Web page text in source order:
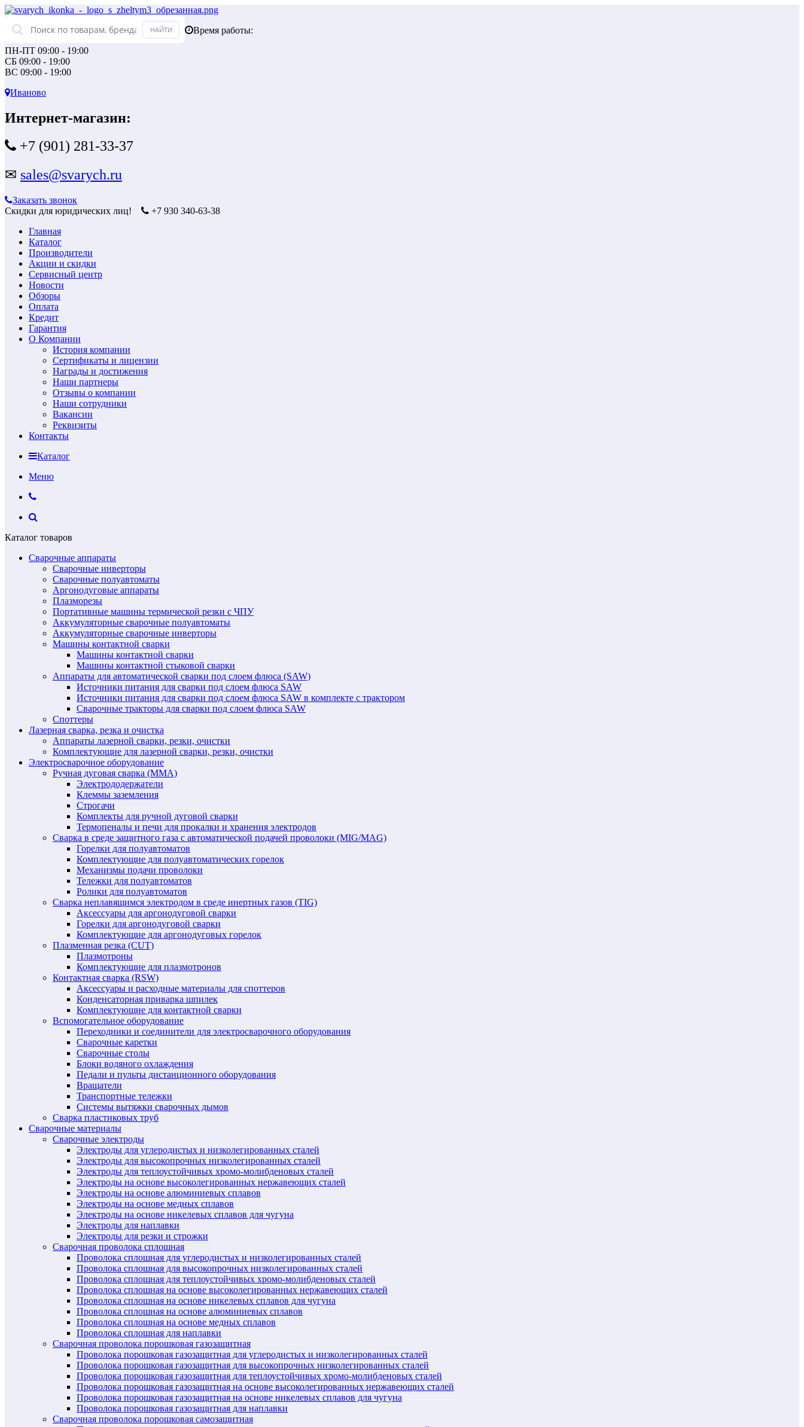
Время работы:
ПН-ПТ 09:00 - 19:00
СБ 09:00 - 19:00
ВС 09:00 - 19:00
Иваново
Интернет-магазин:
+7 (901) 281-33-37
✉ sales@svarych.ru
Заказать звонок
Скидки для юридических лиц!
+7 930 340-63-38
Главная
Каталог
Производители
Акции и скидки
Сервисный центр
Новости
Обзоры
Оплата
Кредит
Гарантия
О Компании
История компании
Сертификаты и лицензии
Награды и достижения
Наши партнеры
Отзывы о компании
Наши сотрудники
Вакансии
Реквизиты
Контакты
Каталог
Меню
Каталог товаров
Сварочные аппараты
Сварочные инверторы
Сварочные полуавтоматы
Аргонодуговые аппараты
Плазморезы
Портативные машины термической резки с ЧПУ
Аккумуляторные сварочные полуавтоматы
Аккумуляторные сварочные инверторы
Машины контактной сварки
Машины контактной сварки
Машины контактной стыковой сварки
Аппараты для автоматической сварки под слоем флюса (SAW)
Источники питания для сварки под слоем флюса SAW
Источники питания для сварки под слоем флюса SAW в комплекте с трактором
Сварочные тракторы для сварки под слоем флюса SAW
Споттеры
Лазерная сварка, резка и очистка
Аппараты лазерной сварки, резки, очистки
Комплектующие для лазерной сварки, резки, очистки
Электросварочное оборудование
Ручная дуговая сварка (MMA)
Электрододержатели
Клеммы заземления
Строгачи
Комплекты для ручной дуговой сварки
Термопеналы и печи для прокалки и хранения электродов
Сварка в среде защитного газа с автоматической подачей проволоки (MIG/MAG)
Горелки для полуавтоматов
Комплектующие для полуавтоматических горелок
Механизмы подачи проволоки
Тележки для полуавтоматов
Ролики для полуавтоматов
Сварка неплавящимся электродом в среде инертных газов (TIG)
Аксессуары для аргонодуговой сварки
Горелки для аргонодуговой сварки
Комплектующие для аргонодуговых горелок
Плазменная резка (CUT)
Плазмотроны
Комплектующие для плазмотронов
Контактная сварка (RSW)
Аксессуары и расходные материалы для споттеров
Конденсаторная приварка шпилек
Комплектующие для контактной сварки
Вспомогательное оборудование
Переходники и соединители для электросварочного оборудования
Сварочные каретки
Сварочные столы
Блоки водяного охлаждения
Педали и пульты дистанционного оборудования
Вращатели
Транспортные тележки
Системы вытяжки сварочных дымов
Сварка пластиковых труб
Сварочные материалы
Сварочные электроды
Электроды для углеродистых и низколегированных сталей
Электроды для высокопрочных низколегированных сталей
Электроды для теплоустойчивых хромо-молибденовых сталей
Электроды на основе высоколегированных нержавеющих сталей
Электроды на основе алюминиевых сплавов
Электроды на основе медных сплавов
Электроды на основе никелевых сплавов для чугуна
Электроды для наплавки
Электроды для резки и строжки
Сварочная проволока сплошная
Проволока сплошная для углеродистых и низколегированных сталей
Проволока сплошная для высокопрочных низколегированных сталей
Проволока сплошная для теплоустойчивых хромо-молибденовых сталей
Проволока сплошная на основе высоколегированных нержавеющих сталей
Проволока сплошная на основе никелевых сплавов для чугуна
Проволока сплошная на основе алюминиевых сплавов
Проволока сплошная на основе медных сплавов
Проволока сплошная для наплавки
Сварочная проволока порошковая газозащитная
Проволока порошковая газозащитная для углеродистых и низколегированных сталей
Проволока порошковая газозащитная для высокопрочных низколегированных сталей
Проволока порошковая газозащитная для теплоустойчивых хромо-молибденовых сталей
Проволока порошковая газозащитная на основе высоколегированных нержавеющих сталей
Проволока порошковая газозащитная на основе никелевых сплавов для чугуна
Проволока порошковая газозащитная для наплавки
Сварочная проволока порошковая самозащитная